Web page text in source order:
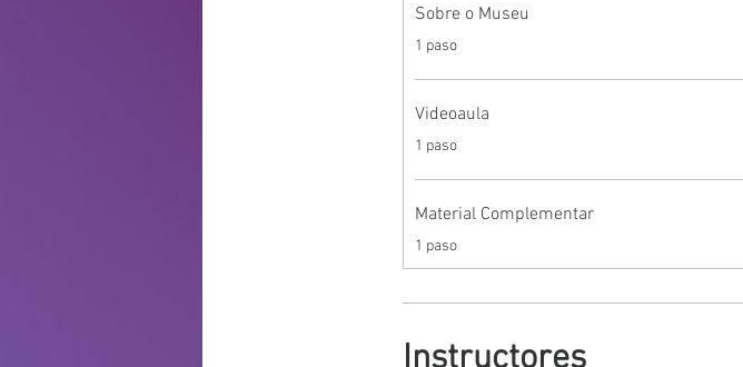
Sobre o Museu
.1 paso
Videoaula
.1 paso
Material Complementar
.1 paso